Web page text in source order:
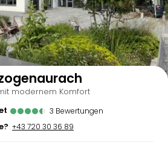
Auf der Karte anzeigen
modernem Komfort
3 Bewertungen
+43 720 30 36 89